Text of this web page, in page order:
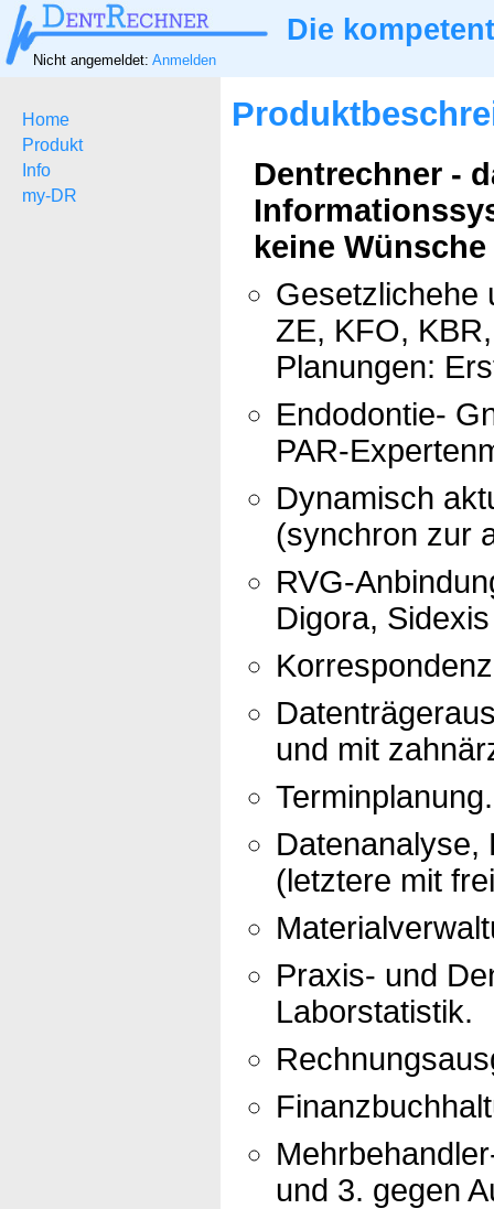
Die
Nicht angemeldet: Anmelden
Home
Produkt
Info
my-DR
Dentrechner -
keine
Gesetzlichehe
ZE, KFO,
Planungen:
Endodontie-
PAR-
Dynamisch
(synchron zur
RVG-
Digora,
und mit
Terminplanung.
Datenanalyse,
(letztere mit
Praxis- und
Laborstatistik.
und 3. gegen